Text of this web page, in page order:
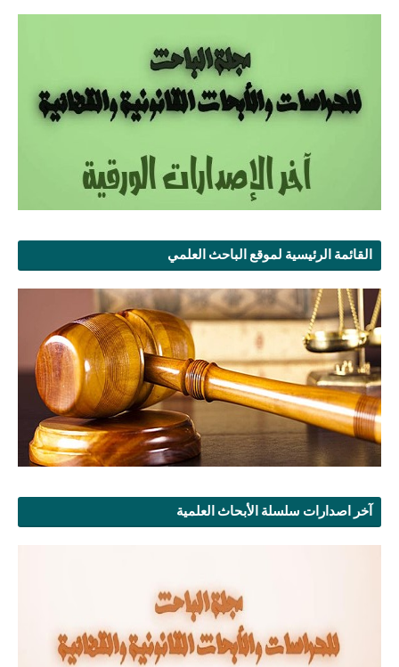
القائمة الرئيسية لموقع الباحث العلمي
آخر اصدارات سلسلة الأبحاث العلمية